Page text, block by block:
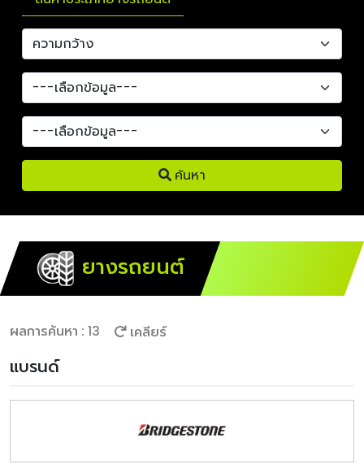
ค้นหา
ยางรถยนต์
ผลการค้นหา : 13 เคลียร์
แบรนด์